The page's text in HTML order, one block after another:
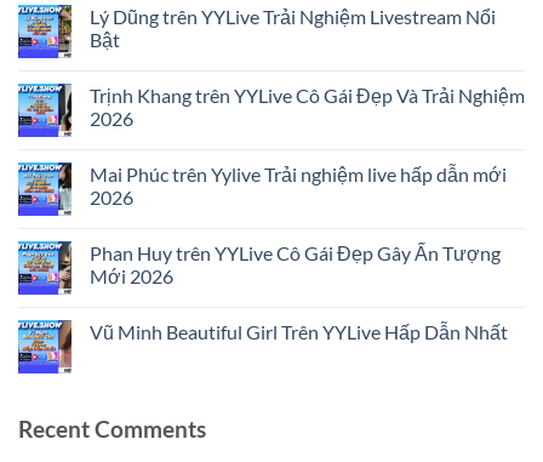
Lý Dũng trên YYLive Trải Nghiệm Livestream Nổi
Bật
on
Lý
Dũng
Trải
Nghiệm
Livestream
Trịnh Khang trên YYLive Cô Gái Đẹp Và Trải Nghiệm
2026
on
Trịnh
Khang
Cô
Gái
Đẹp
Nghiệm
Mai Phúc trên Yylive Trải nghiệm live hấp dẫn mới
2026
on
Mai
Phúc
Trải
2026
Phan Huy trên YYLive Cô Gái Đẹp Gây Ấn Tượng
Mới 2026
on
Gái
Đẹp
Vũ Minh Beautiful Girl Trên YYLive Hấp Dẫn Nhất
Minh
Beautiful
Recent Comments